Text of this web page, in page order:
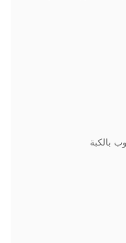
بالكبة